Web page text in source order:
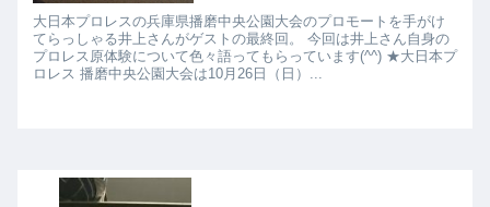
大日本プロレスの兵庫県播磨中央公園大会のプロモートを手がけ
てらっしゃる井上さんがゲストの最終回。 今回は井上さん自身の
プロレス原体験について色々語ってもらっています(^^) ★大日本プ
ロレス 播磨中央公園大会は10月26日（日）...